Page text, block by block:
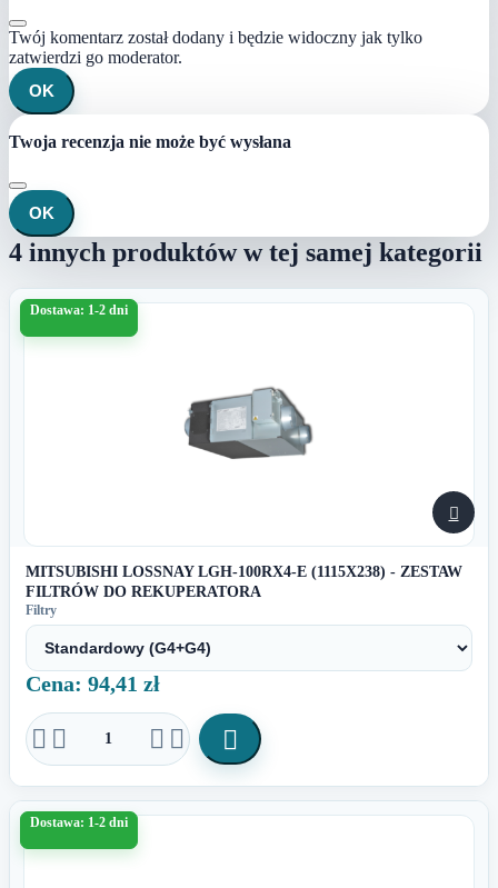
Twój komentarz został dodany i będzie widoczny jak tylko
zatwierdzi go moderator.
OK
Twoja recenzja nie może być wysłana
OK
4 innych produktów w tej samej kategorii
Dostawa: 1-2 dni

MITSUBISHI LOSSNAY LGH-100RX4-E (1115X238) - ZESTAW
FILTRÓW DO REKUPERATORA
Filtry
Cena: 94,41 zł
    
Dostawa: 1-2 dni